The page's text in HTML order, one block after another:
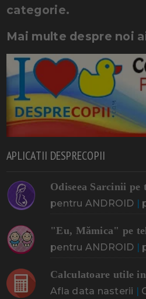
categorie.
Mai multe despre noi
APLICATII DESPRECOPII
Odiseea Sarcinii pe
pentru ANDROID |
"Eu, Mămica" pe
pentru ANDROID |
Calculatoare utile
Afla data nasterii |